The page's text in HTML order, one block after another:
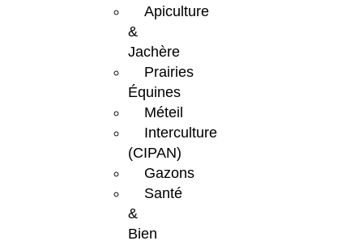
Apiculture
&
Jachère
Prairies
Équines
Méteil
Interculture
(CIPAN)
Gazons
Santé
&
Bien